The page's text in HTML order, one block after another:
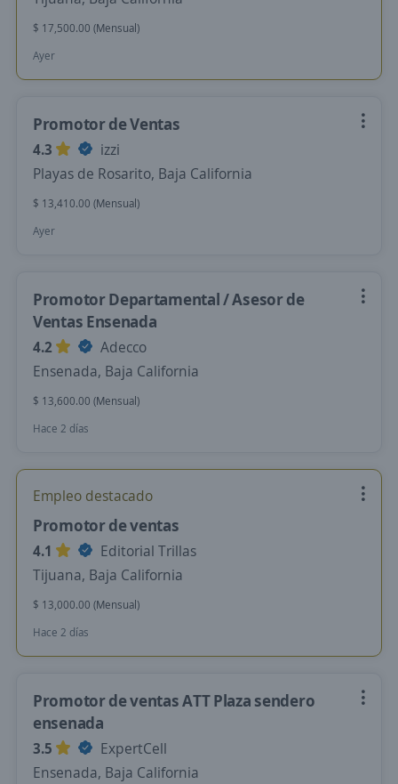
$ 17,500.00 (Mensual)
Ayer
Promotor de Ventas
4.3
izzi
Playas de Rosarito, Baja California
$ 13,410.00 (Mensual)
Ayer
Promotor Departamental / Asesor de
Ventas Ensenada
4.2
Adecco
Ensenada, Baja California
$ 13,600.00 (Mensual)
Hace 2 días
Empleo destacado
Promotor de ventas
4.1
Editorial Trillas
Tijuana, Baja California
$ 13,000.00 (Mensual)
Hace 2 días
Promotor de ventas ATT Plaza sendero
ensenada
3.5
ExpertCell
Ensenada, Baja California